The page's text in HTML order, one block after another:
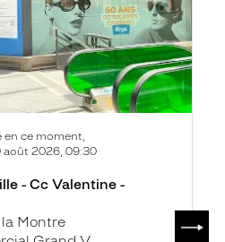
en ce moment,
août 2026, 09:30
- Cc Valentine -
la Montre